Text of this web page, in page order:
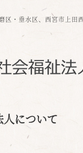
区・垂水区、⻄宮市上⽥
人について